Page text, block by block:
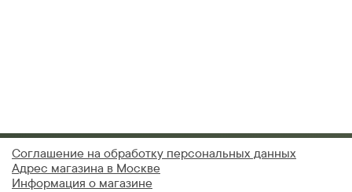
Соглашение на обработку персональных данных
Адрес магазина в Москве
Информация о магазине